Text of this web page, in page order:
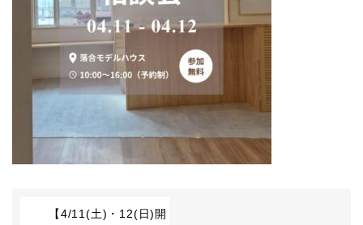
【4/11(土)・12(日)開